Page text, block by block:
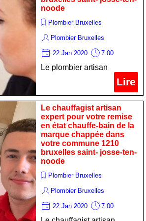
noode
Plombier Bruxelles
Plombier Bruxelles
22 Jan 2020 7:00
Le plombier artisan
professionnel pour votre
maintenance chaudiere de
la marque oertli dans votre
commune 1210 bruxelles
saint- josse-ten-noode
Lire
Le chauffagist artisan
expert pour votre remise
en état chauffe-bain de la
marque chappée dans
votre commune 1210
bruxelles saint- josse-ten-
noode
Plombier Bruxelles
Plombier Bruxelles
22 Jan 2020 7:00